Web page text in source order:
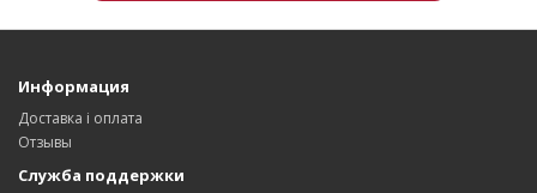
Информация
Доставка і оплата
Отзывы
Служба поддержки